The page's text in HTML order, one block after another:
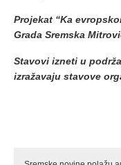
Projekat “Ka
Grada Sremska
Stavovi izneti u
izražavaju stavove